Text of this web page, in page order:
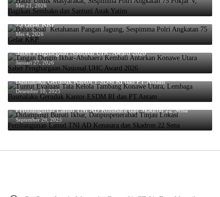
Mei 21, 2026
Bahas Soal Ketahanan Pangan Jagung, Sespimma Polri Angkatan
75 Gelar KKP
Mei 4, 2026
Tangan Dingin Ikbar-Abuhaera Kembali Antarkan Konawe Utara
Sabet Penghargaan Nasional UHC Award 2026
Januari 27, 2026
Tuntut Evaluasi Tata Kelola Tambang Konawe Utara, Lembaga
Basmalaku Geruduk Kantor ESDM RI dan PT.Antam
Desember 10, 2025
Didampingi Bupati Ikbar, Danpuspenerabad Tinjau Lokasi
Pembangunan Lanud TNI AD Konasara dan Skadron 22 Sena
September 29, 2025